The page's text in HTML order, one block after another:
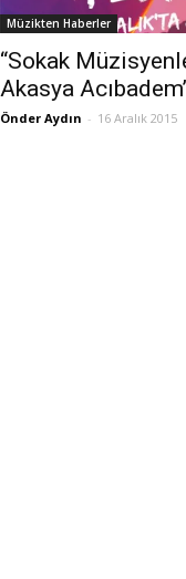
Müzikten Haberler
“Sokak
Akasya
Önder Aydın - 16 Aralık 2015